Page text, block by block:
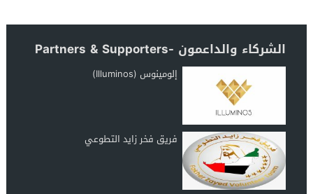
الشركاء والداعمون -Partners & Supporters
إلومينوس (Illuminos)
فريق فخر زايد التطوعي